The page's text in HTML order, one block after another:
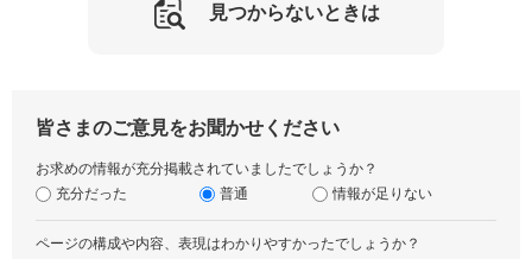
見つからないときは
皆さまのご意見をお聞かせください
お求めの情報が充分掲載されていましたでしょうか？
充分だった
普通 情報が足りない
ページの構成や内容、表現はわかりやすかったでしょうか？